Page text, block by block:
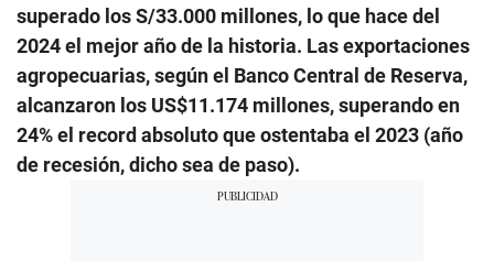
superado los S/33.000 millones, lo que hace del
2024 el mejor año de la historia. Las exportaciones
agropecuarias, según el Banco Central de Reserva,
alcanzaron los US$11.174 millones, superando en
24% el record absoluto que ostentaba el 2023 (año
de recesión, dicho sea de paso).